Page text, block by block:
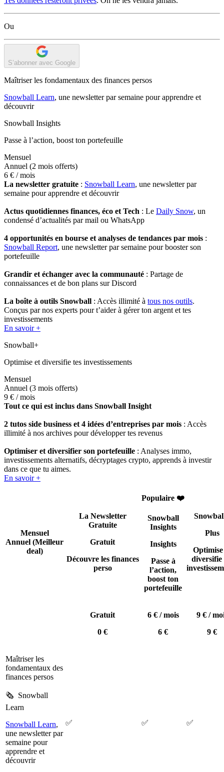
Ou
S’abonner avec Google
Maîtriser les fondamentaux des finances persos
Snowball Learn, une newsletter par semaine pour apprendre et
découvrir
Snowball Insights
Passe à l’action, boost ton portefeuille
Mensuel
Annuel (2 mois offerts)
6 € / mois
La newsletter gratuite : Snowball Learn, une newsletter par
semaine pour apprendre et découvrir
Actus quotidiennes finances, éco et Tech : Le Daily Snow, un
condensé d’actualités par mail ou WhatsApp
4 opportunités en bourse et analyses de tendances par mois :
Snowball Report, une newsletter par semaine pour booster son
portefeuille
Grandir et échanger avec la communauté : Partage de
connaissances et de bon plans sur Discord
La boîte à outils Snowball : Accès illimité à tous nos outils.
Conçus par nos experts pour t’aider à gérer ton argent et tes
investissements
En savoir +
Snowball+
Optimise et diversifie tes investissements
Mensuel
Annuel (3 mois offerts)
9 € / mois
Tout ce qui est inclus dans Snowball Insight
2 tutos side business et 4 idées d’entreprises par mois : Accès
illimité à nos archives pour développer tes revenus
Optimiser et diversifier son portefeuille : Analyses immo,
investissements alternatifs, décryptages crypto, apprends à investir
dans ce que tu aimes.
En savoir +
Mensuel
Annuel (Meilleur
deal)
La Newsletter
Gratuite
Gratuit
Découvre les finances
perso
Populaire ❤️
Snowball
Insights
Insights
Passe à
l’action,
boost ton
portefeuille
Plus
diversifie
Gratuit
0 €
6 € / mois
6 €
9 € /
9 €
Maîtriser les
fondamentaux des
finances persos
🗞️ Snowball
Learn
Snowball Learn,
une newsletter par
semaine pour
apprendre et
découvrir
✅ ✅ ✅